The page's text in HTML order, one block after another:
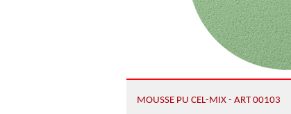
MOUSSE PU CEL-MIX - ART 00103